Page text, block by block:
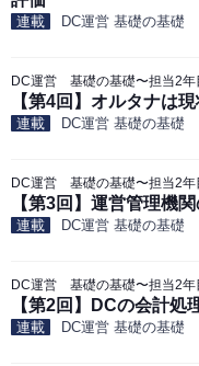
連載 DC運営 基礎の基礎
DC運営 基礎の基礎〜担当2年
【第4回】オルタナは
連載 DC運営 基礎の基礎
DC運営 基礎の基礎〜担当2年
【第3回】運営管理機
連載 DC運営 基礎の基礎
DC運営 基礎の基礎〜担当2年
【第2回】DCの会計処
連載 DC運営 基礎の基礎